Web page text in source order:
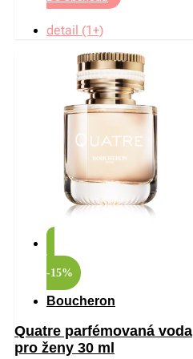
detail (1+)
-15%
Boucheron
Quatre parfémovaná voda
pro ženy 30 ml